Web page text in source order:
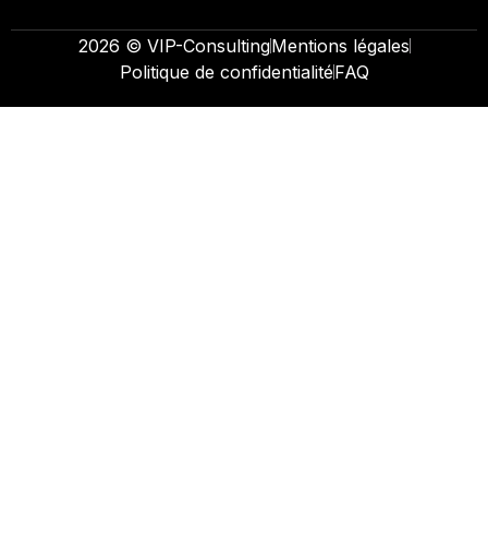
2026 © VIP-ConsultingMentions légales
Politique de confidentialitéFAQ